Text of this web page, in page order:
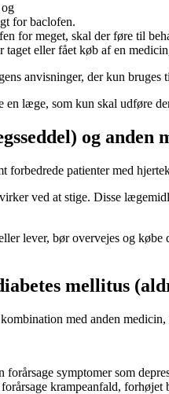
for baclofen.
for meget, skal der føre til
eller fået køb af en
anvisninger, der kun bruges
læge, som kun skal udføre
og anden
patienter med
ved at stige. Disse
lever, bør overvejes og
mellitus
med anden
symptomer som
krampeanfald,